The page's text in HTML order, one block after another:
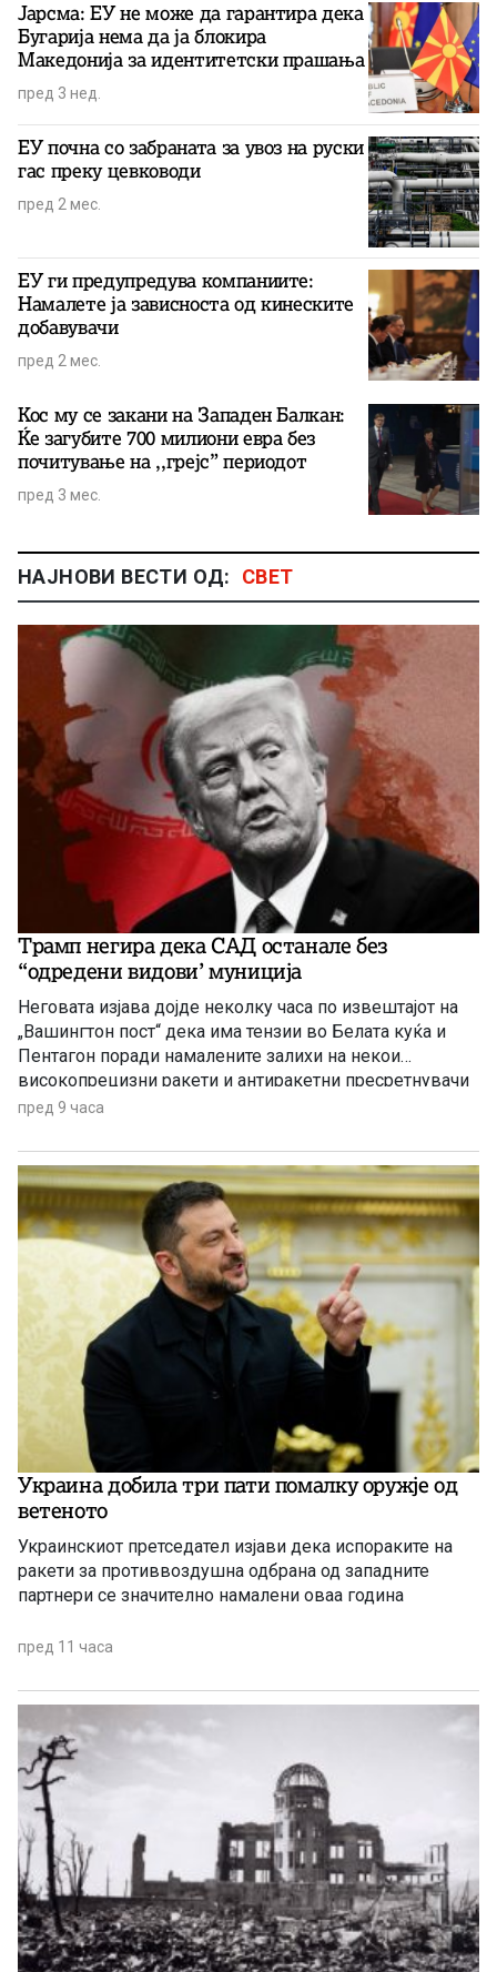
Јарсма: ЕУ не може да гарантира дека
Бугарија нема да ја блокира
Македонија за идентитетски прашања
пред 3 нед.
ЕУ почна со забраната за увоз на руски
гас преку цевководи
пред 2 мес.
ЕУ ги предупредува компаниите:
Намалете ја зависноста од кинеските
добавувачи
пред 2 мес.
Кос му се закани на Западен Балкан:
Ќе загубите 700 милиони евра без
почитување на ,,грејс” периодот
пред 3 мес.
НАЈНОВИ ВЕСТИ ОД: СВЕТ
Трамп негира дека САД останале без
“одредени видови’ муниција
Неговата изјава дојде неколку часа по извештајот на
„Вашингтон пост“ дека има тензии во Белата куќа и
Пентагон поради намалените залихи на некои
високопрецизни ракети и антиракетни пресретнувачи
по долготрајната воена кампања против Иран
пред 9 часа
Украина добила три пати помалку оружје од
ветеното
Украинскиот претседател изјави дека испораките на
ракети за противвоздушна одбрана од западните
партнери се значително намалени оваа година
пред 11 часа